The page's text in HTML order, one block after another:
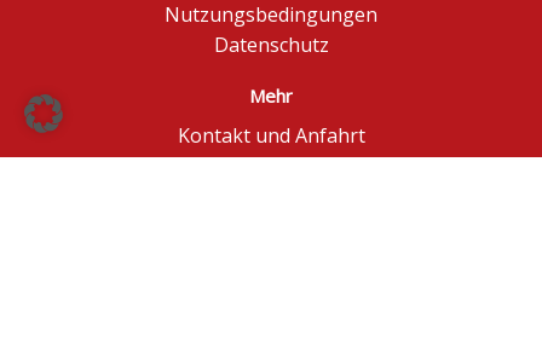
Nutzungsbedingungen
Datenschutz
Mehr
Kontakt und Anfahrt
Börse Düsseldorf